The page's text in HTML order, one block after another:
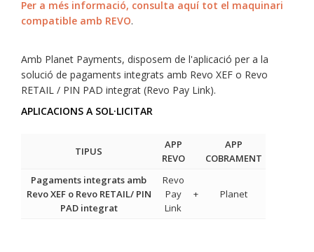
Per a més informació, consulta aquí tot el maquinari
compatible amb REVO.
Amb Planet Payments, disposem de l'aplicació per a la
solució de pagaments integrats amb Revo XEF o Revo
RETAIL / PIN PAD integrat (Revo Pay Link).
APLICACIONS A SOL·LICITAR
TIPUS
APP
REVO
APP
COBRAMENT
Pagaments integrats amb
Revo XEF o Revo RETAIL/ PIN
PAD integrat
Revo
Pay
Link
+ Planet